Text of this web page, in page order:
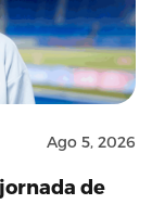
Ago 5, 2026
de